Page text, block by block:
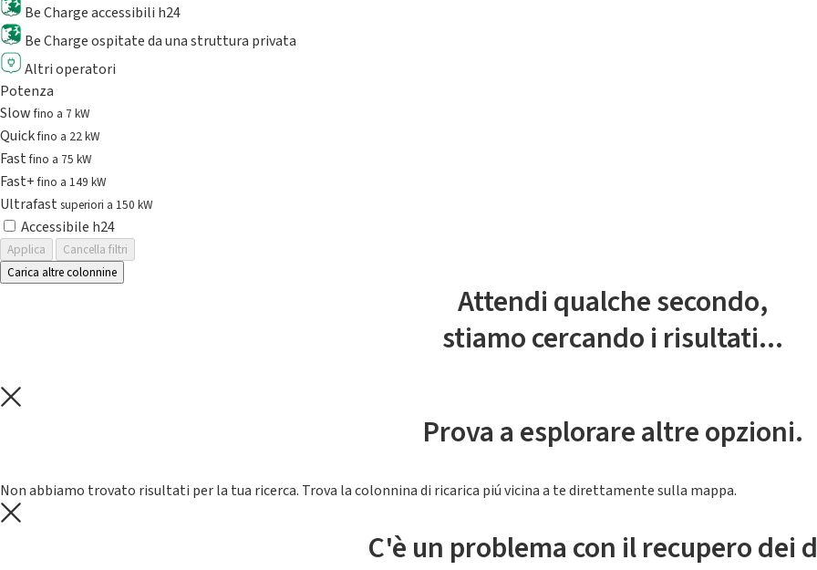
Be Charge accessibili h24
Be Charge ospitate da una struttura privata
Altri operatori
Potenza
Slowfino a 7 kW
Quickfino a 22 kW
Fastfino a 75 kW
Fast+fino a 149 kW
Ultrafast superiori a 150 kW
Accessibile h24
Applica
Cancella filtri
Carica altre colonnine
Attendi qualche secondo,
stiamo cercando i risultati...
Prova a esplorare altre opzioni.
Non abbiamo trovato risultati per la tua ricerca. Trova la colonnina di ricarica piú vicina a te direttamente sulla mappa.
C'è un problema con il recupero dei